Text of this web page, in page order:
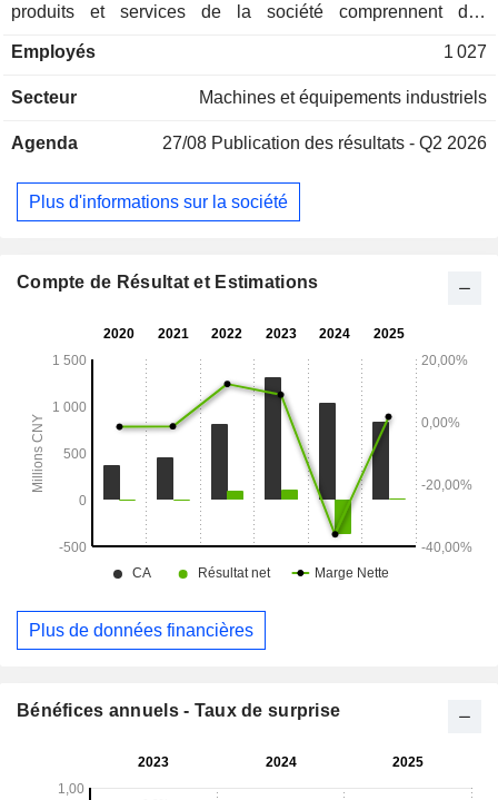
produits et services de la société comprennent des
de polissage, des fils diamantés, des systèmes de champs
également des services de découpe de plaquettes de
utilisés pour la découpe, le meulage et le polissage de
céramique, les matériaux photovoltaïques à base de
silicium, les matériaux semi-conducteurs à base de silicium,
inoxydable, les alliages d'aluminium et les alliages de titane.
Employés 1 027
Secteur Machines et équipements industriels
Agenda 27/08 Publication des résultats - Q2 2026
Plus d'informations sur la société
Compte de Résultat et Estimations
Plus de données financières
Bénéfices annuels - Taux de surprise